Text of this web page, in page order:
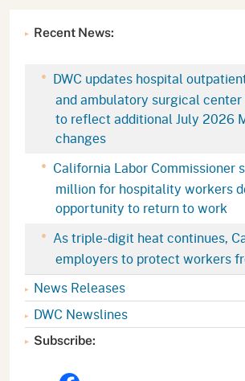
Recent News:
DWC updates hospital
and ambulatory surgical
to reflect additional July 2026
changes
California Labor Commissioner
million for hospitality workers
opportunity to return to work
As triple-digit heat continues,
employers to protect workers
News Releases
DWC Newslines
Subscribe: